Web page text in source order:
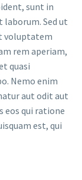
sunt in
Sed ut
voluptatem
rem aperiam,
quasi
Nemo enim
aut odit aut
eos qui ratione
est, qui